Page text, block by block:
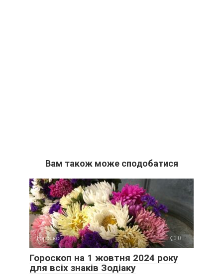
Вам також може сподобатися
Гороскоп 0
Гороскоп на 1 жовтня 2024 року
для всіх знаків Зодіаку